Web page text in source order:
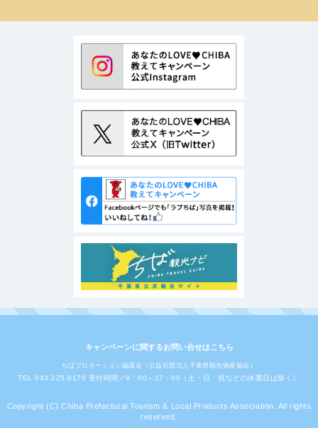
キャンペーンに関するお問い合せはこちら
ちばプロモーション協議会（公益社団法人千葉県観光物産協会）
TEL 043-225-9170 受付時間／9：00～17：00（土・日・祝などの休業日は除く）
Copyright (C) Chiba Prefectural Tourism & Local Products Association. All rights
reserved.